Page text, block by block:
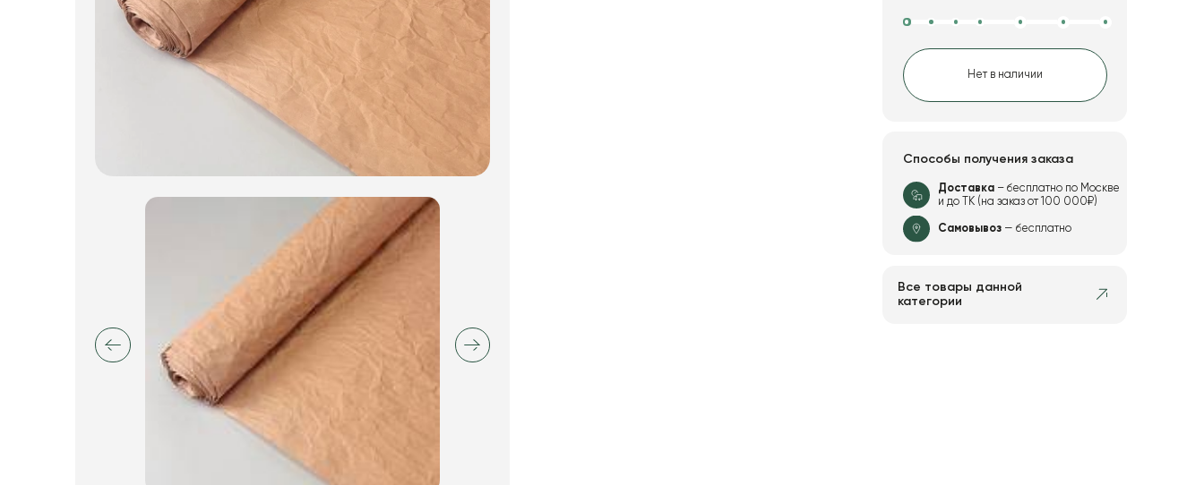
Искусственные цветы и растения
Декоративные вазы, кашпо
Изделия из металла
Нет в наличии
Способы получения заказа
Доставка– бесплатно по Москве
и до ТК (на заказ от 100 000₽)
Самовывоз— бесплатно
Все товары данной
категории